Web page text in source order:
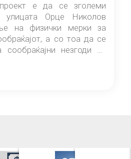
е да се зголеми
улицата Орце Николов
на физички мерки за
а со тоа да се
незгоди на